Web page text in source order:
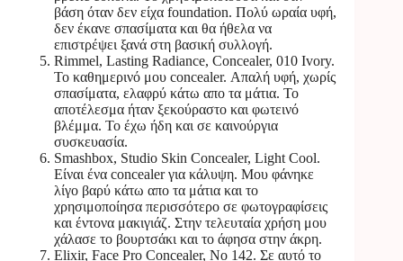
βάση όταν δεν είχα foundation. Πολύ ωραία υφή,
δεν έκανε σπασίματα και θα ήθελα να
επιστρέψει ξανά στη βασική συλλογή.
Rimmel, Lasting Radiance, Concealer, 010 Ivory.
Το καθημερινό μου concealer. Απαλή υφή, χωρίς
σπασίματα, ελαφρύ κάτω απο τα μάτια. Το
αποτέλεσμα ήταν ξεκούραστο και φωτεινό
βλέμμα. Το έχω ήδη και σε καινούργια
συσκευασία.
Smashbox, Studio Skin Concealer, Light Cool.
Είναι ένα concealer για κάλυψη. Μου φάνηκε
λίγο βαρύ κάτω απο τα μάτια και το
χρησιμοποίησα περισσότερο σε φωτογραφίσεις
και έντονα μακιγιάζ. Στην τελευταία χρήση μου
χάλασε το βουρτσάκι και το άφησα στην άκρη.
Elixir, Face Pro Concealer, No 142. Σε αυτό το